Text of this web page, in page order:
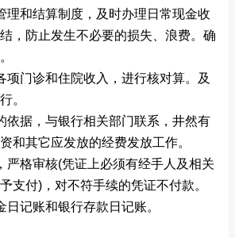
理和结算制度，及时办理日常现金收
，防止发生不必要的损失、浪费。确
项门诊和住院收入，进行核对算。及
。
依据，与银行相关部门联系，井然有
和其它应发放的经费发放工作。
严格审核(凭证上必须有经手人及相关
支付)，对不符手续的凭证不付款。
记账和银行存款日记账。